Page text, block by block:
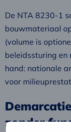
De NTA 8230-1
bouwmateriaal
(volume is
beleidssturing en
hand: nationale
voor
zonder